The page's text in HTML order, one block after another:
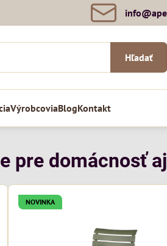
Hľadať
VýrobcoviaBlogKontakt
pre domácnosť
NOVINKA